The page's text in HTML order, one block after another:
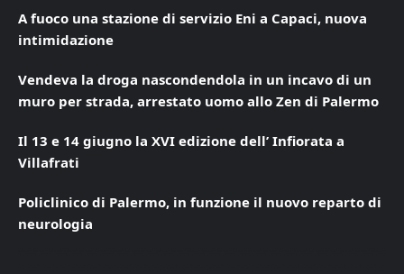
A fuoco una stazione di servizio Eni a Capaci, nuova
intimidazione
Vendeva la droga nascondendola in un incavo di un
muro per strada, arrestato uomo allo Zen di Palermo
Il 13 e 14 giugno la XVI edizione dell’ Infiorata a
Villafrati
Policlinico di Palermo, in funzione il nuovo reparto di
neurologia